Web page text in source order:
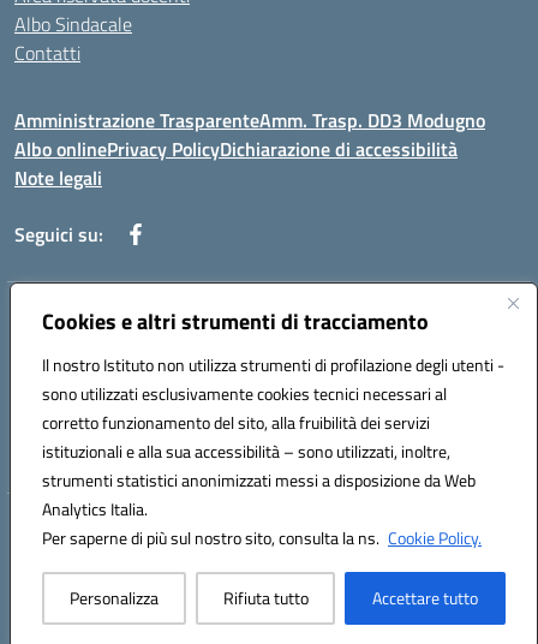
Cookies e altri strumenti di tracciamento
Il nostro Istituto non utilizza strumenti di profilazione degli utenti -
sono utilizzati esclusivamente cookies tecnici necessari al
corretto funzionamento del sito, alla fruibilità dei servizi
istituzionali e alla sua accessibilità – sono utilizzati, inoltre,
strumenti statistici anonimizzati messi a disposizione da Web
Analytics Italia.
Per saperne di più sul nostro sito, consulta la ns. Cookie Policy.
Personalizza Rifiuta tutto Accettare tutto
Albo Sindacale
Contatti
Amministrazione TrasparenteAmm. Trasp. DD3 Modugno
Albo onlinePrivacy PolicyDichiarazione di accessibilità
Note legali
Seguici su:
Indirizzo:Via Magna Grecia, 1 - 70026 Modugno (Bari)
Posta elettronica certificata (PEC):baic8ap005@pec.istruzione.it
Codice fiscale: 93548950729
Codice meccanografico: BAIC8AP005
Hosting & Powered by 3D Solution S.r.l.
Concept & Design by Designers Italia